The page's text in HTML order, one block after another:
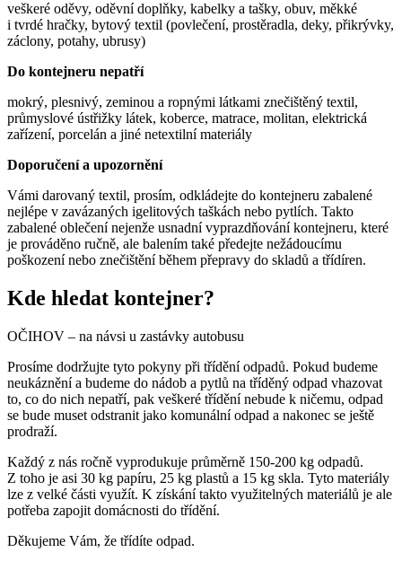
veškeré oděvy, oděvní doplňky, kabelky a tašky, obuv, měkké
i tvrdé hračky, bytový textil (povlečení, prostěradla, deky, přikrývky,
záclony, potahy, ubrusy)
Do kontejneru nepatří
mokrý, plesnivý, zeminou a ropnými látkami znečištěný textil,
průmyslové ústřižky látek, koberce, matrace, molitan, elektrická
zařízení, porcelán a jiné netextilní materiály
Doporučení a upozornění
Vámi darovaný textil, prosím, odkládejte do kontejneru zabalené
nejlépe v zavázaných igelitových taškách nebo pytlích. Takto
zabalené oblečení nejenže usnadní vyprazdňování kontejneru, které
je prováděno ručně, ale balením také předejte nežádoucímu
poškození nebo znečištění během přepravy do skladů a třídíren.
Kde hledat kontejner?
OČIHOV – na návsi u zastávky autobusu
Prosíme dodržujte tyto pokyny při třídění odpadů. Pokud budeme
neukáznění a budeme do nádob a pytlů na tříděný odpad vhazovat
to, co do nich nepatří, pak veškeré třídění nebude k ničemu, odpad
se bude muset odstranit jako komunální odpad a nakonec se ještě
prodraží.
Každý z nás ročně vyprodukuje průměrně 150-200 kg odpadů.
Z toho je asi 30 kg papíru, 25 kg plastů a 15 kg skla. Tyto materiály
lze z velké části využít. K získání takto využitelných materiálů je ale
potřeba zapojit domácnosti do třídění.
Děkujeme Vám, že třídíte odpad.